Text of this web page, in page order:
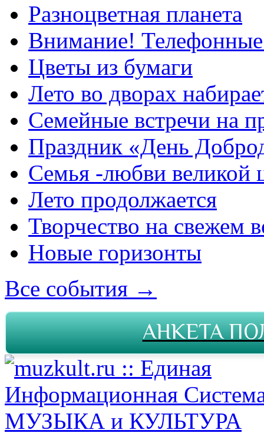
Разноцветная планета
Внимание!
Цветы из бумаги
Лето во дворах
Семейные встречи на
Праздник «День
Семья -любви великой
Лето продолжается
Творчество на свежем
Новые горизонты
Все события →
АНКЕТА